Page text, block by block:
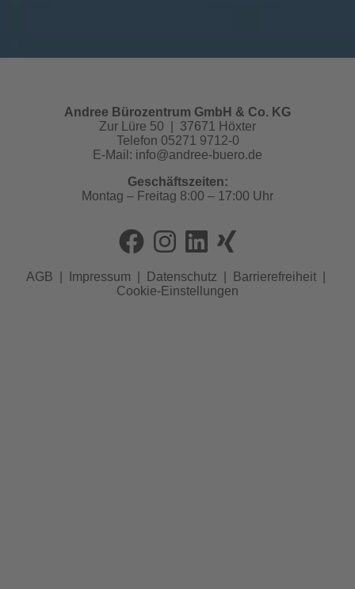
Andree Bürozentrum GmbH & Co. KG
Zur Lüre 50 | 37671 Höxter
Telefon 05271 9712-0
E-Mail: info@andree-buero.de
Geschäftszeiten:
Montag – Freitag 8:00 – 17:00 Uhr
AGB Impressum Datenschutz Barrierefreiheit
Cookie-Einstellungen